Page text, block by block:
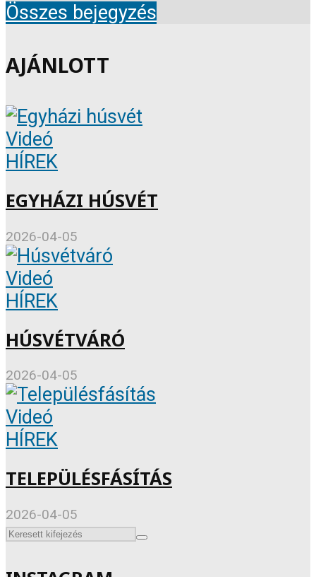
Összes bejegyzés
AJÁNLOTT
Videó
HÍREK
EGYHÁZI HÚSVÉT
2026-04-05
Videó
HÍREK
HÚSVÉTVÁRÓ
2026-04-05
Videó
HÍREK
TELEPÜLÉSFÁSÍTÁS
2026-04-05